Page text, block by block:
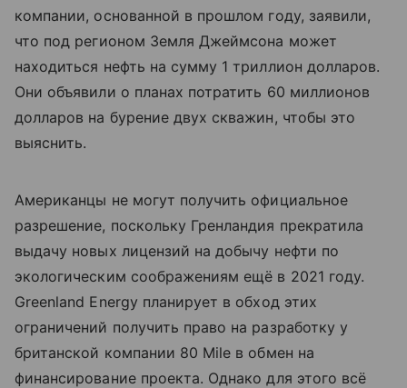
компании, основанной в прошлом году, заявили,
что под регионом Земля Джеймсона может
находиться нефть на сумму 1 триллион долларов.
Они объявили о планах потратить 60 миллионов
долларов на бурение двух скважин, чтобы это
выяснить.
Американцы не могут получить официальное
разрешение, поскольку Гренландия прекратила
выдачу новых лицензий на добычу нефти по
экологическим соображениям ещё в 2021 году.
Greenland Energy планирует в обход этих
ограничений получить право на разработку у
британской компании 80 Mile в обмен на
финансирование проекта. Однако для этого всё